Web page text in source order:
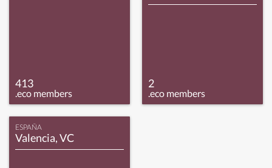
413
.eco members
2
.eco members
ESPAÑA
Valencia, VC